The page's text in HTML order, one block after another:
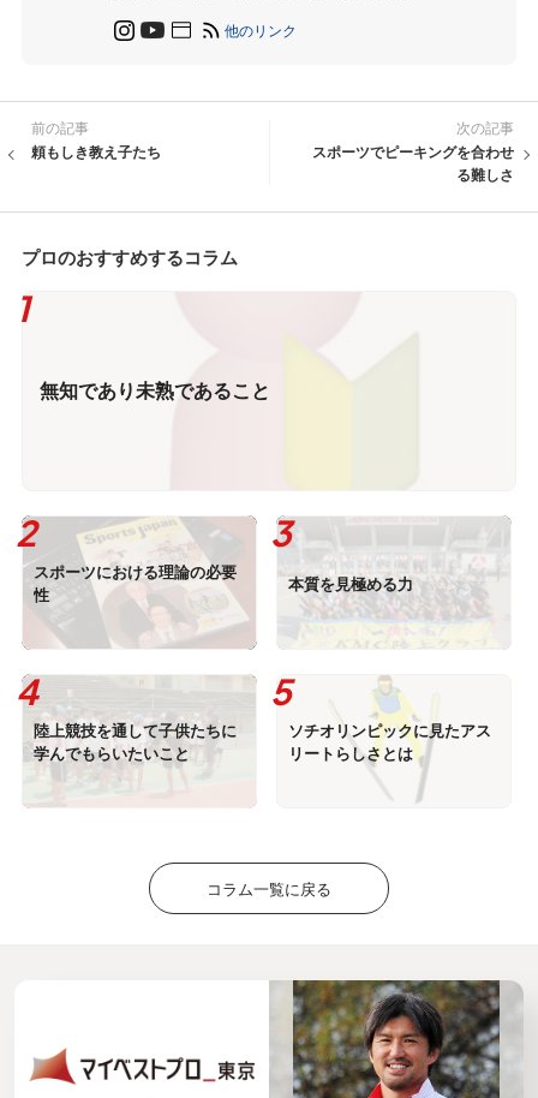
他のリンク
前の記事
頼もしき教え子たち
次の記事
スポーツでピーキングを合わせ
る難しさ
プロのおすすめするコラム
無知であり未熟であること
スポーツにおける理論の必要
性
本質を見極める力
陸上競技を通して子供たちに
学んでもらいたいこと
ソチオリンピックに見たアス
リートらしさとは
コラム一覧に戻る